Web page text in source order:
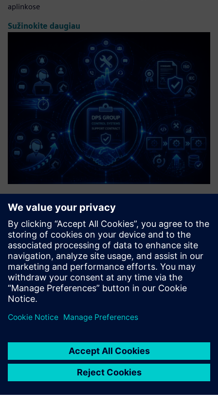
aplinkose
Sužinokite daugiau
Control Systems Support Contract
A structured agreement that provides ongoing
maintenance, troubleshooting, and optimisation for
industrial control systems, e.g. PLCs, DCS & SCADA. It is
like an operational insurance policy to minimise costly
downtime and ensure ...
Sužinokite daugiau